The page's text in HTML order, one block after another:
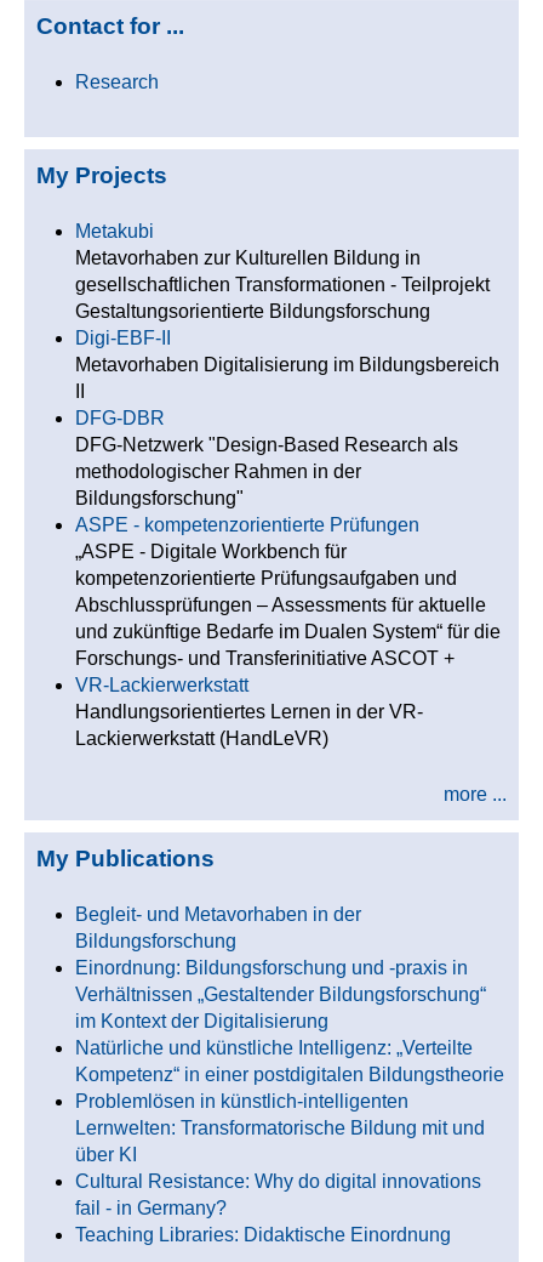
Contact for ...
Research
My Projects
Metakubi
Metavorhaben zur Kulturellen Bildung in
gesellschaftlichen Transformationen - Teilprojekt
Gestaltungsorientierte Bildungsforschung
Digi-EBF-II
Metavorhaben Digitalisierung im Bildungsbereich
DFG-DBR
DFG-Netzwerk "Design-Based Research als
methodologischer Rahmen in der
Bildungsforschung"
ASPE - kompetenzorientierte Prüfungen
„ASPE - Digitale Workbench für
kompetenzorientierte Prüfungsaufgaben und
Abschlussprüfungen – Assessments für aktuelle
und zukünftige Bedarfe im Dualen System“ für die
Forschungs- und Transferinitiative ASCOT +
VR-Lackierwerkstatt
Handlungsorientiertes Lernen in der VR-
Lackierwerkstatt (HandLeVR)
more ...
My Publications
Begleit- und Metavorhaben in der
Bildungsforschung
Einordnung: Bildungsforschung und -praxis in
Verhältnissen „Gestaltender Bildungsforschung“
im Kontext der Digitalisierung
Natürliche und künstliche Intelligenz: „Verteilte
Kompetenz“ in einer postdigitalen Bildungstheorie
Problemlösen in künstlich-intelligenten
Lernwelten: Transformatorische Bildung mit und
über KI
Cultural Resistance: Why do digital innovations
fail - in Germany?
Teaching Libraries: Didaktische Einordnung